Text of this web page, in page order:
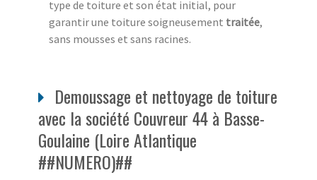
type de toiture et son état initial, pour
garantir une toiture soigneusement traitée,
sans mousses et sans racines.
Demoussage et nettoyage de toiture
avec la société Couvreur 44 à Basse-
Goulaine (Loire Atlantique
##NUMERO)##